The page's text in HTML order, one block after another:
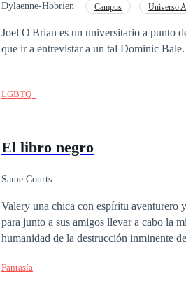
Dylaenne-Hobrien Campus Universo
Joel O'Brian es un universitario a punto
que ir a entrevistar a un tal Dominic Bale.
LGBTQ+
El libro negro
Same Courts
Valery una chica con espíritu aventurero y con una larga lista de problemas, es escogida por El ser supremo
para junto a sus amigos llevar a cabo la
humanidad de la destrucción inminente de sus vidas. En proceso se reinventarán
Fantasía